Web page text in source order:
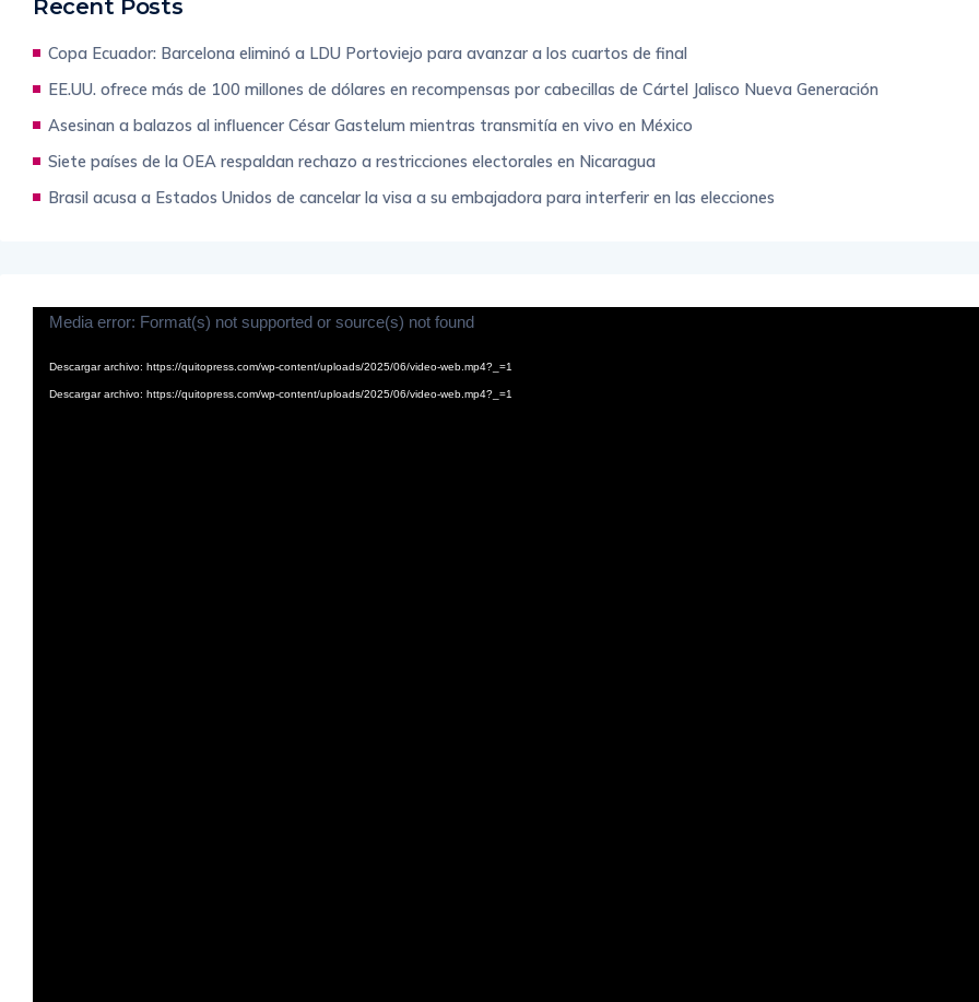
Recent Posts
Copa Ecuador: Barcelona eliminó a LDU Portoviejo para avanzar a los cuartos de final
EE.UU. ofrece más de 100 millones de dólares en recompensas por cabecillas de Cártel Jalisco Nueva Generación
Asesinan a balazos al influencer César Gastelum mientras transmitía en vivo en México
Siete países de la OEA respaldan rechazo a restricciones electorales en Nicaragua
Brasil acusa a Estados Unidos de cancelar la visa a su embajadora para interferir en las elecciones
Reproductor
vídeo
Media error: Format(s) not supported or source(s) not found
Descargar archivo: https://quitopress.com/wp-content/uploads/2025/06/video-web.mp4?_=1
Descargar archivo: https://quitopress.com/wp-content/uploads/2025/06/video-web.mp4?_=1